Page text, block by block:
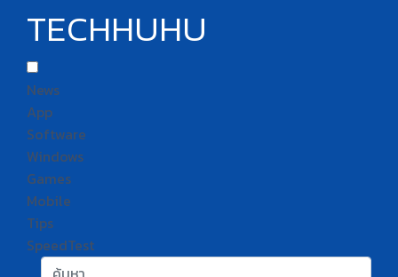
TECHHUHU
News
App
Software
Windows
Games
Mobile
Tips
SpeedTest